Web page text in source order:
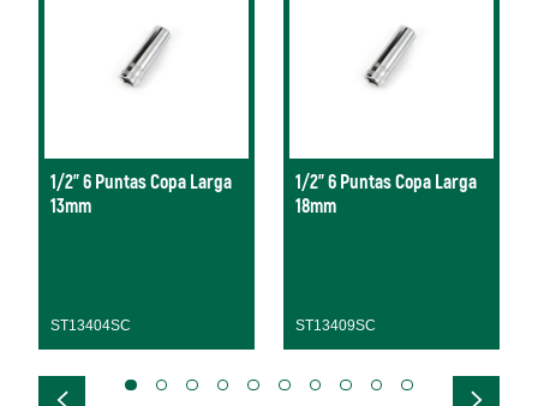
1/2" 6 Puntas Copa Larga
13mm
ST13404SC
1/2" 6 Puntas Copa Larga
18mm
ST13409SC